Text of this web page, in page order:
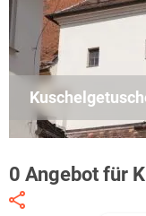
0 Angebot für